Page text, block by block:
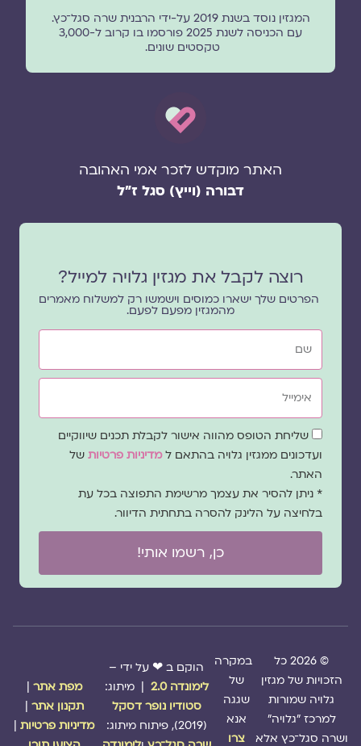
המגזין נוסד בשנת 2019 על-ידי הרבנית שרה סגל־כץ.
עם הכניסה לשנת 2025 פורסמו בו קרוב ל-3,000
טקסטים שונים.
האתר מוקדש לזכר אמי האהובה
דבורה (וייץ) סגל ז"ל
רוצה לקבל את מגזין גלויה למייל?
הפרטים שלך ישארו כמוסים וישמשו רק למשלוח מאמרים
מהמגזין מפעם לפעם.
שם
אימייל
שדה
הסכמה
שליחת הטופס מהווה אישור לקבלת תכנים שיווקיים
ועדכונים ממגזין גלויה בהתאם ל מדיניות פרטיותשל
האתר.
* ניתן להסיר את עצמך מרשימת התפוצה בכל עת
בלחיצה על הלינק להסרה בתחתית הדיוור.
כן, רשמו אותי!
© 2026 כל
הזכויות של מגזין
גלויה שמורות
למרכז "גלויה"
ושרה סגל־כץ אלא
במקרה
של
שגגה
אנא
צרו
הוקם ב ❤ על ידי –
לימונדה 2.0
| מיתוג:
סטודיו נופר דסקל
מפת אתר|
תקנון אתר|
מדיניות פרטיות|